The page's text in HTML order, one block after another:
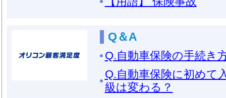
Q＆A
Q.自動車保険の手続き
Q.自動車保険に初めて
級は変わる？